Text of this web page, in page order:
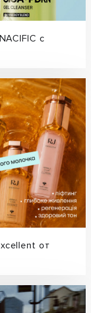
с
от